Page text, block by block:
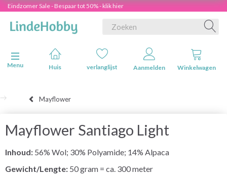
Eindzomer Sale - Bespaar tot 50% - klik hier
Navigatie in-/uitschakelen
Menu
Huis verlanglijst Aanmelden Winkelwagen
Mayflower
Mayflower Santiago Light
Inhoud: 56% Wol; 30% Polyamide; 14% Alpaca
Gewicht/Lengte: 50 gram = ca. 300 meter